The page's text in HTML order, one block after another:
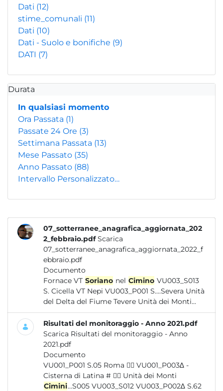
Dati (12)
stime_comunali (11)
Dati (10)
Dati - Suolo e bonifiche (9)
DATI (7)
Durata
In qualsiasi momento
Ora Passata (1)
Passate 24 Ore (3)
Settimana Passata (13)
Mese Passato (35)
Anno Passato (88)
Intervallo Personalizzato…
07_sotterranee_anagrafica_aggiornata_202
2_febbraio.pdf Scarica
07_sotterranee_anagrafica_aggiornata_2022_f
ebbraio.pdf
Documento
Fornace VT Soriano nel Cimino VU003_S013
S. Cicella VT Nepi VU003_P001 S....Severa Unità
del Delta del Fiume Tevere Unità dei Monti...
Risultati del monitoraggio - Anno 2021.pdf
Scarica Risultati del monitoraggio - Anno
2021.pdf
Documento
VU001_P001 S.05 Roma  VU001_P003∆ -
Cisterna di Latina #  Unità dei Monti
Cimini...S005 VU003_S012 VU003_P002∆ S.62